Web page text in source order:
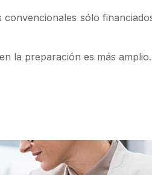
convencionales sólo
la preparación es más amplio.